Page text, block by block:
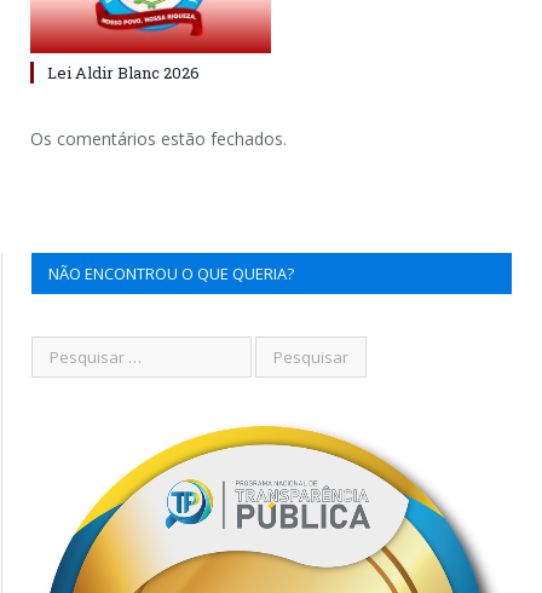
Lei Aldir Blanc 2026
Os comentários estão fechados.
NÃO ENCONTROU O QUE QUERIA?